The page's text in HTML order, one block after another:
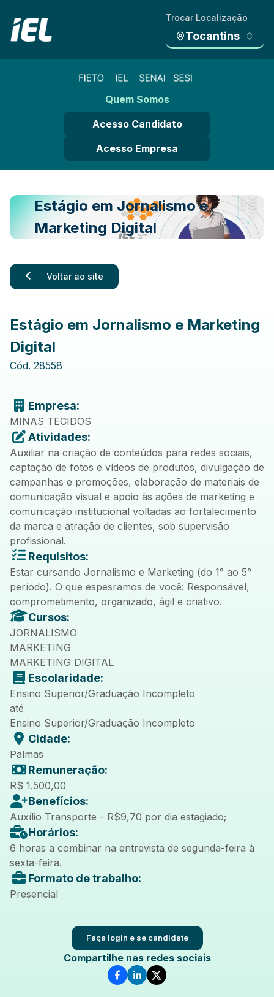
Trocar Localização
Tocantins
Quem Somos
Acesso Candidato
Acesso Empresa
Estágio em Jornalismo e
Marketing Digital
Voltar ao site
Estágio em Jornalismo e Marketing
Digital
Cód. 28558
Empresa:
MINAS TECIDOS
Atividades:
Auxiliar na criação de conteúdos para redes sociais,
captação de fotos e vídeos de produtos, divulgação de
campanhas e promoções, elaboração de materiais de
comunicação visual e apoio às ações de marketing e
comunicação institucional voltadas ao fortalecimento
da marca e atração de clientes, sob supervisão
profissional.
Requisitos:
Estar cursando Jornalismo e Marketing (do 1° ao 5°
período). O que espesramos de você: Responsável,
comprometimento, organizado, ágil e criativo.
Cursos:
JORNALISMO
MARKETING
MARKETING DIGITAL
Escolaridade:
Ensino Superior/Graduação Incompleto
até
Ensino Superior/Graduação Incompleto
Cidade:
Palmas
Remuneração:
R$ 1.500,00
Benefícios:
Auxílio Transporte - R$9,70 por dia estagiado;
Horários:
6 horas a combinar na entrevista de segunda-feira à
sexta-feira.
Formato de trabalho:
Presencial
Faça login e se candidate
Compartilhe nas redes sociais